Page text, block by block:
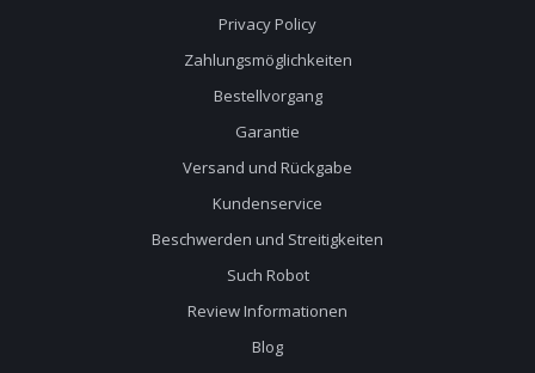
Privacy Policy
Zahlungsmöglichkeiten
Bestellvorgang
Garantie
Versand und Rückgabe
Kundenservice
Beschwerden und Streitigkeiten
Such Robot
Review Informationen
Blog